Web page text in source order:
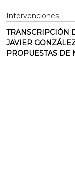
Intervenciones
TRANSCRIPCIÓN
JAVIER
PROPUESTAS DE